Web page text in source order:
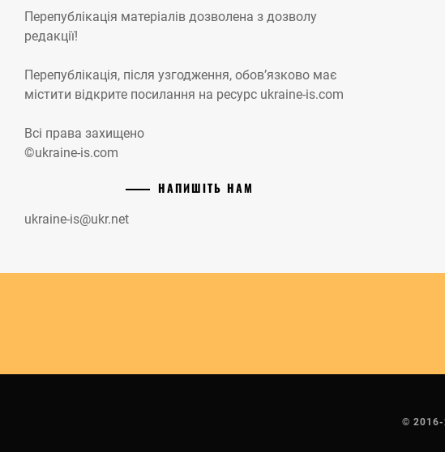
Перепублікація матеріалів дозволена з дозволу
редакції!
Перепублікація, після узгодження, обов’язково має
містити відкрите посилання на ресурс ukraine-is.com
Всі права захищено
©ukraine-is.com
НАПИШІТЬ НАМ
ukraine-is@ukr.net
© 2016-